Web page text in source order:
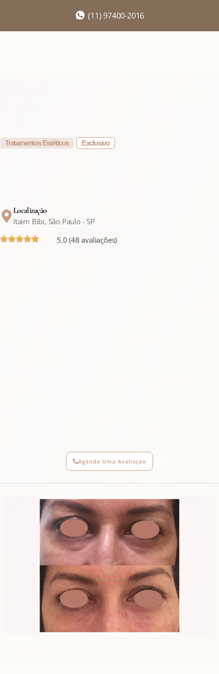
(11) 97400-2016
Tratamentos Estéticos Exclusivo
Localização
Itaim Bibi, São Paulo - SP
5.0 (48 avaliações)
Agende Uma Avaliaçao